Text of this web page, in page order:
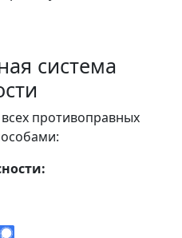
система
противоправных